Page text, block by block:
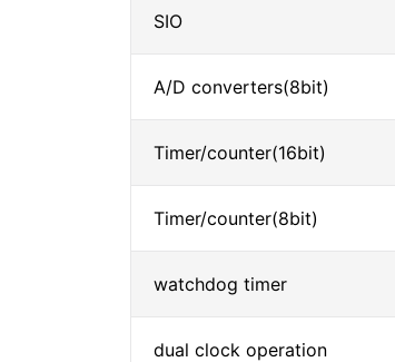
SIO
A/D converters(8bit)
Timer/counter(16bit)
Timer/counter(8bit)
watchdog timer
dual clock operation